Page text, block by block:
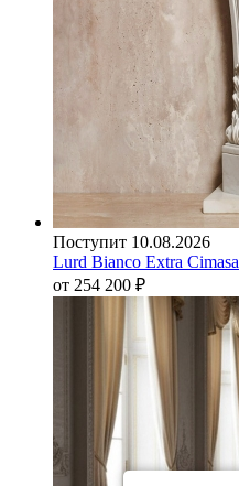
Поступит 10.08.2026
Lurd Bianco Extra Cimasa
от 254 200 ₽